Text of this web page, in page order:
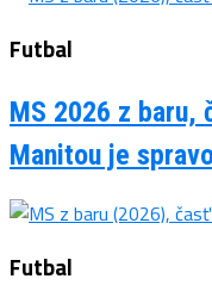
Futbal
MS 2026 z baru,
Manitou je
Futbal